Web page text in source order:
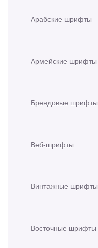
Арабские шрифты
Армейские шрифты
Брендовые шрифты
Веб-шрифты
Винтажные шрифты
Восточные шрифты